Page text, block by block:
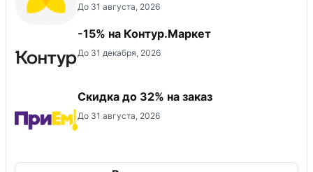
До 31 августа, 2026
-15% на Контур.Маркет
До 31 декабря, 2026
Скидка до 32% на заказ
До 31 августа, 2026